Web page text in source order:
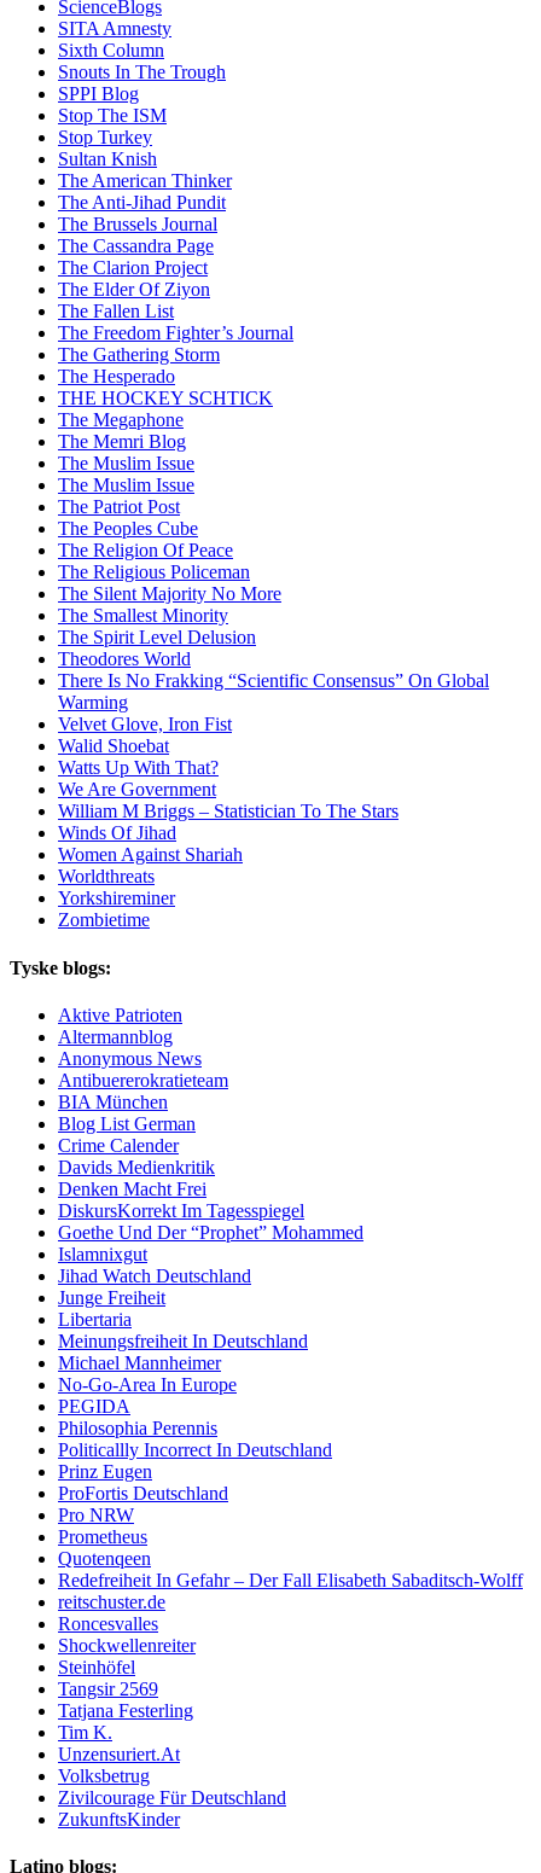
ScienceBlogs
SITA Amnesty
Sixth Column
Snouts In The Trough
SPPI Blog
Stop The ISM
Stop Turkey
Sultan Knish
The American Thinker
The Anti-Jihad Pundit
The Brussels Journal
The Cassandra Page
The Clarion Project
The Elder Of Ziyon
The Fallen List
The Freedom Fighter’s Journal
The Gathering Storm
The Hesperado
THE HOCKEY SCHTICK
The Megaphone
The Memri Blog
The Muslim Issue
The Muslim Issue
The Patriot Post
The Peoples Cube
The Religion Of Peace
The Religious Policeman
The Silent Majority No More
The Smallest Minority
The Spirit Level Delusion
Theodores World
There Is No Frakking “Scientific Consensus” On Global
Warming
Velvet Glove, Iron Fist
Walid Shoebat
Watts Up With That?
We Are Government
William M Briggs – Statistician To The Stars
Winds Of Jihad
Women Against Shariah
Worldthreats
Yorkshireminer
Zombietime
Tyske blogs:
Aktive Patrioten
Altermannblog
Anonymous News
Antibuererokratieteam
BIA München
Blog List German
Crime Calender
Davids Medienkritik
Denken Macht Frei
DiskursKorrekt Im Tagesspiegel
Goethe Und Der “Prophet” Mohammed
Islamnixgut
Jihad Watch Deutschland
Junge Freiheit
Libertaria
Meinungsfreiheit In Deutschland
Michael Mannheimer
No-Go-Area In Europe
PEGIDA
Philosophia Perennis
Politicallly Incorrect In Deutschland
Prinz Eugen
ProFortis Deutschland
Pro NRW
Prometheus
Quotenqeen
Redefreiheit In Gefahr – Der Fall Elisabeth Sabaditsch-Wolff
reitschuster.de
Roncesvalles
Shockwellenreiter
Steinhöfel
Tangsir 2569
Tatjana Festerling
Tim K.
Unzensuriert.At
Volksbetrug
Zivilcourage Für Deutschland
ZukunftsKinder
Latino blogs: